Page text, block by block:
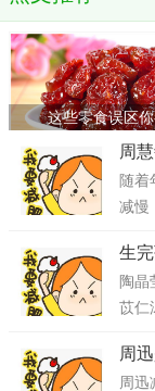
这些零食误区
周
随着
减慢
生
陶晶
苡仁
周
周迅